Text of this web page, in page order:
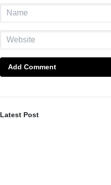
Add Comment
Latest Post